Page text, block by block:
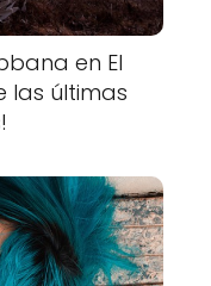
en El
las últimas